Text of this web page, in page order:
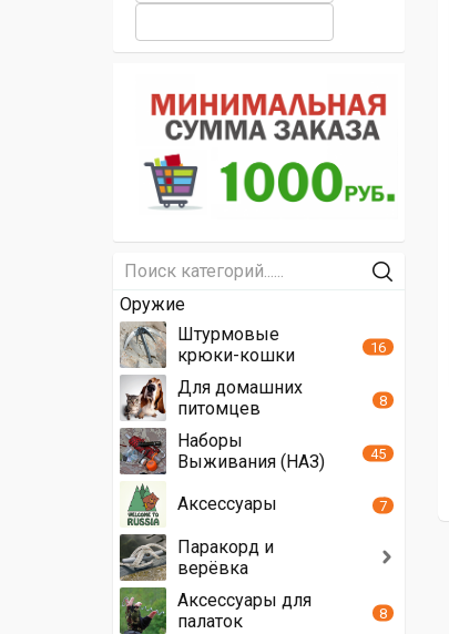
Оружие
Штурмовые
крюки-кошки
16
Для домашних
питомцев
8
Наборы
Выживания (НАЗ)
45
Аксессуары 7
Паракорд и
верёвка
Аксессуары для
палаток
8